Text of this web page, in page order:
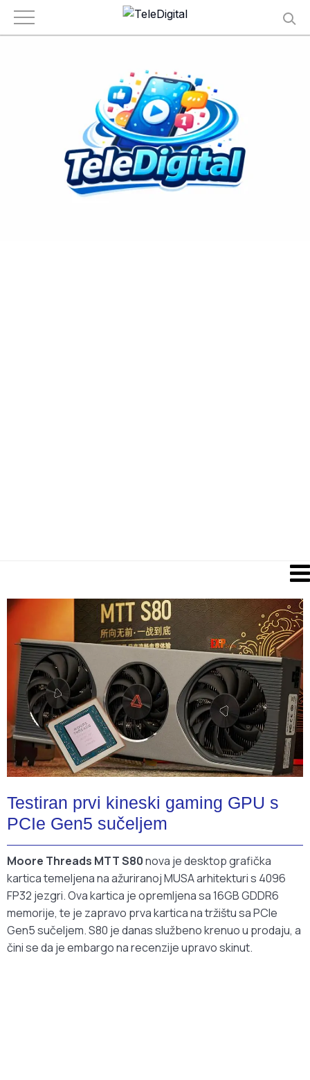
Testiran prvi kineski gaming GPU s
PCIe Gen5 sučeljem
Moore Threads MTT S80nova je desktop grafička
kartica temeljena na ažuriranoj MUSA arhitekturi s 4096
FP32 jezgri. Ova kartica je opremljena sa 16GB GDDR6
memorije, te je zapravo prva kartica na tržištu sa PCIe
Gen5 sučeljem. S80 je danas službeno krenuo u prodaju, a
čini se da je embargo na recenzije upravo skinut.